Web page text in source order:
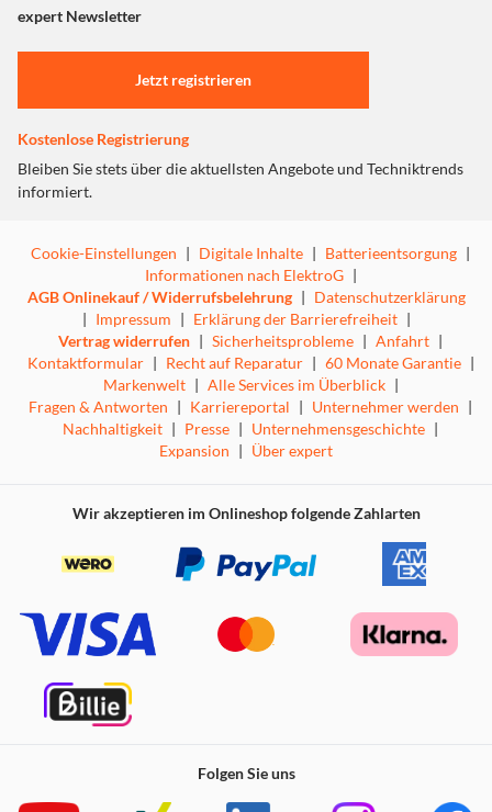
Elegantes Design. Mit Echtholz Verzierung.
Die Loewe aura.pure kombiniert professionelle
Ausstattung mit luxuriösem Design. Aus hochwertigstem
mattem Stahl in Basaltgrau gefertigt, mit integrierter
Echtholz-Verzierung aus reiner Roteiche. Ein
Zubehör rundet das Design der Espressomaschine ab:
und Reinigungstuch sind perfekt auf das Design der
Espressomaschine abgestimmt. Ein herausnehmbarer 2,5-
Tropfschale sorgen für eine einfache Handhabung und
runden das Design ab.
Das perfekte Duo. Professionelle All-in-One-
"Marketing".
Einstellungen anpassen
expert Newsletter
Jetzt registrieren
Kostenlose Registrierung
Bleiben Sie stets über die aktuellsten Angebote und Techniktrends
informiert.
Cookie-Einstellungen | Digitale Inhalte | Batterieentsorgung |
Informationen nach ElektroG |
AGB Onlinekauf / Widerrufsbelehrung | Datenschutzerklärung
| Impressum | Erklärung der Barrierefreiheit |
Vertrag widerrufen | Sicherheitsprobleme | Anfahrt |
Kontaktformular | Recht auf Reparatur | 60 Monate Garantie |
Markenwelt | Alle Services im Überblick |
Fragen & Antworten | Karriereportal | Unternehmer werden |
Nachhaltigkeit | Presse | Unternehmensgeschichte |
Expansion | Über expert
Wir akzeptieren im Onlineshop folgende Zahlarten
Folgen Sie uns